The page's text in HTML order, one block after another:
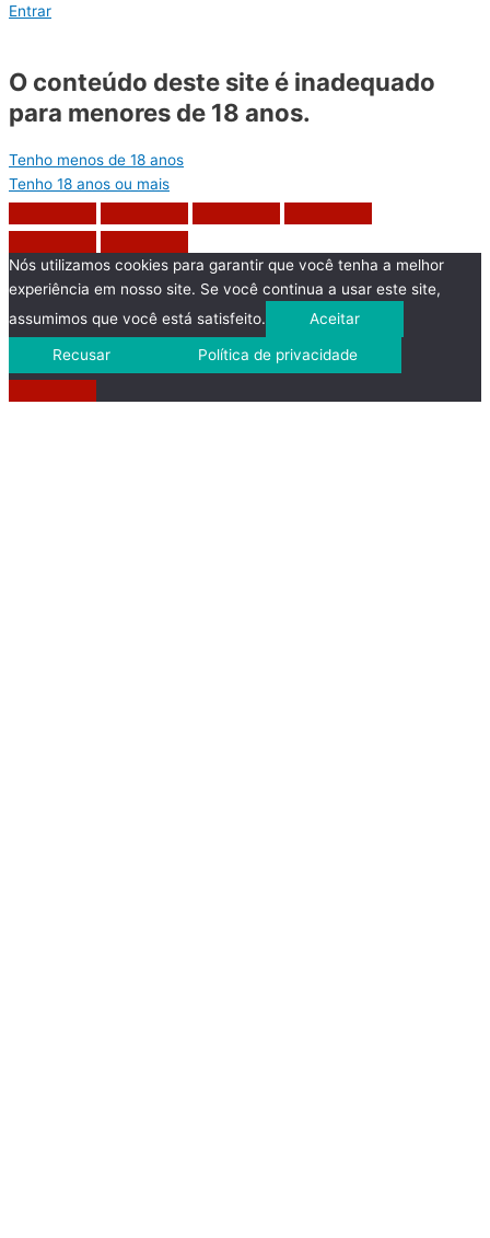
Entrar
O conteúdo deste site é inadequado
para menores de 18 anos.
Tenho menos de 18 anos
Tenho 18 anos ou mais
Nós utilizamos cookies para garantir que você tenha a melhor
experiência em nosso site. Se você continua a usar este site,
assumimos que você está satisfeito.
Aceitar
Recusar Política de privacidade